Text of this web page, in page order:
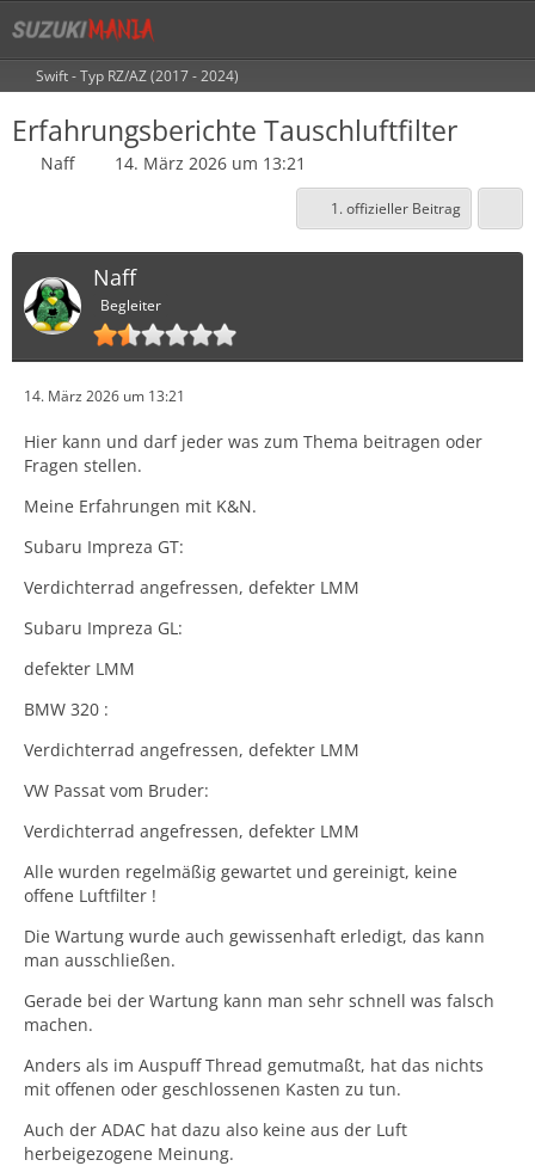
Swift - Typ RZ/AZ (2017 - 2024)
Erfahrungsberichte Tauschluftfilter
Naff 14. März 2026 um 13:21
1. offizieller Beitrag
Naff
Begleiter
14. März 2026 um 13:21
Hier kann und darf jeder was zum Thema beitragen oder
Fragen stellen.
Meine Erfahrungen mit K&N.
Subaru Impreza GT:
Verdichterrad angefressen, defekter LMM
Subaru Impreza GL:
defekter LMM
BMW 320 :
Verdichterrad angefressen, defekter LMM
VW Passat vom Bruder:
Verdichterrad angefressen, defekter LMM
Alle wurden regelmäßig gewartet und gereinigt, keine
offene Luftfilter !
Die Wartung wurde auch gewissenhaft erledigt, das kann
man ausschließen.
Gerade bei der Wartung kann man sehr schnell was falsch
machen.
Anders als im Auspuff Thread gemutmaßt, hat das nichts
mit offenen oder geschlossenen Kasten zu tun.
Auch der ADAC hat dazu also keine aus der Luft
herbeigezogene Meinung.